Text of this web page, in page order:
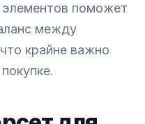
элементов поможет
между
крайне важно